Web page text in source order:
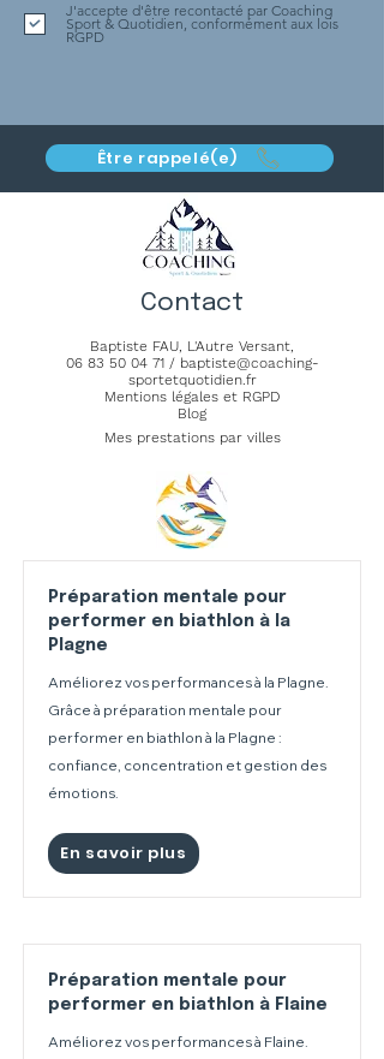
J'accepte d'être recontacté par Coaching
Sport & Quotidien, conformément aux lois
RGPD
Être rappelé(e)
Contact
Baptiste FAU, L'Autre Versant,
06 83 50 04 71/ baptiste@coaching-
sportetquotidien.fr
Mentions légales et RGPD
Blog
Mes prestations par villes
Préparation mentale pour
performer en biathlon à la
Plagne
Améliorez vos performances à la Plagne.
Grâce à préparation mentale pour
performer en biathlon à la Plagne :
confiance, concentration et gestion des
émotions.
En savoir plus
Préparation mentale pour
performer en biathlon à Flaine
Améliorez vos performances à Flaine.